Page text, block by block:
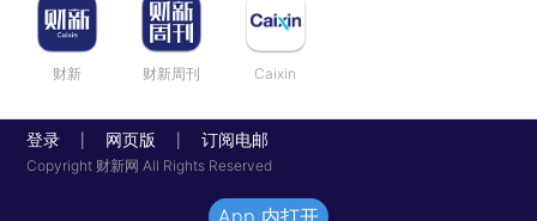
财新 财新周刊 Caixin
登录 网页版 订阅电邮
Copyright 财新网 All Rights Reserved
App 内打开